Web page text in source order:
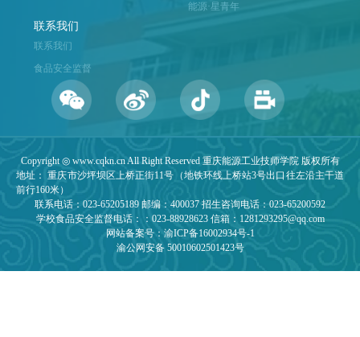
能源·星青年
联系我们
联系我们
食品安全监督
Copyright ◎ www.cqkn.cn All Right Reserved 重庆能源工业技师学院 版权所有
地址： 重庆市沙坪坝区上桥正街11号（地铁环线上桥站3号出口往左沿主干道
前行160米）
联系电话：023-65205189 邮编：400037 招生咨询电话：023-65200592
学校食品安全监督电话：：023-88928623 信箱：1281293295@qq.com
网站备案号：渝ICP备16002934号-1
渝公网安备 50010602501423号